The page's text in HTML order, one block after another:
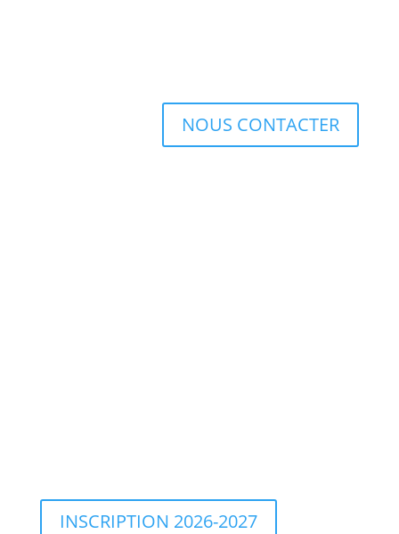
NOUS CONTACTER
INSCRIPTION 2026-2027